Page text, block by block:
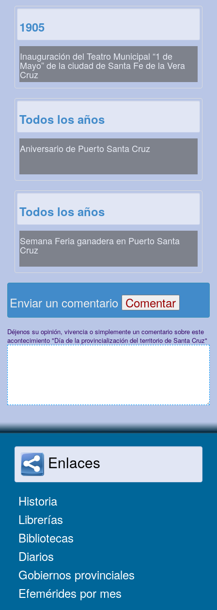
1905
Inauguración del Teatro Municipal “1 de
Mayo” de la ciudad de Santa Fe de la Vera
Cruz
Todos los años
Aniversario de Puerto Santa Cruz
Todos los años
Semana Feria ganadera en Puerto Santa
Cruz
Enviar un comentario
Déjenos su opinión, vivencia o simplemente un comentario sobre este
acontecimiento "Día de la provincialización del territorio de Santa Cruz"
Enlaces
Historia
Librerías
Bibliotecas
Diarios
Gobiernos provinciales
Efemérides por mes